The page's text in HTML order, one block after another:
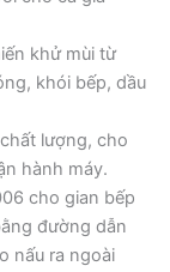
khử mùi từ
khói bếp, dầu
lượng, cho
hành máy.
cho gian bếp
đường dẫn
nấu ra ngoài